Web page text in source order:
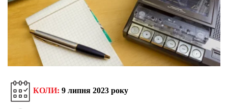
КОЛИ: 9 липня 2023 року